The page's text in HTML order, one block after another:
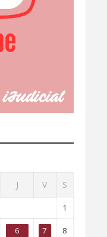
J V S
1
6 7 8